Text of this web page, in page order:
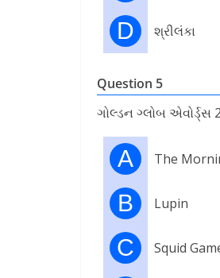
D શ્રીલંકા
Question 5
ગોલ્ડન ગ્લોબ એવોર્ડ્સ
A The
B Lupin
C Squid